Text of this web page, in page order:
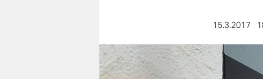
berlin
15.3.2017